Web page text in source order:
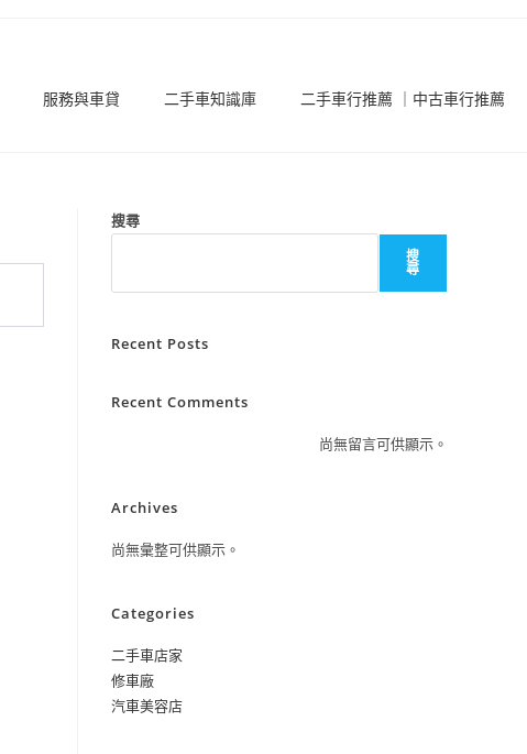
服務與車貸 二手車知識庫 二手車行推薦 ｜中古車行推薦
搜尋
搜
尋
Recent Posts
Recent Comments
尚無留言可供顯示。
Archives
尚無彙整可供顯示。
Categories
二手車店家
修車廠
汽車美容店